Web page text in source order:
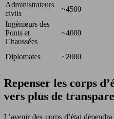
Administrateurs
civils
~4500
Ingénieurs des
Ponts et
Chaussées
~4000
Diplomates ~2000
Repenser les corps
vers plus de
L’avenir des corps d’état